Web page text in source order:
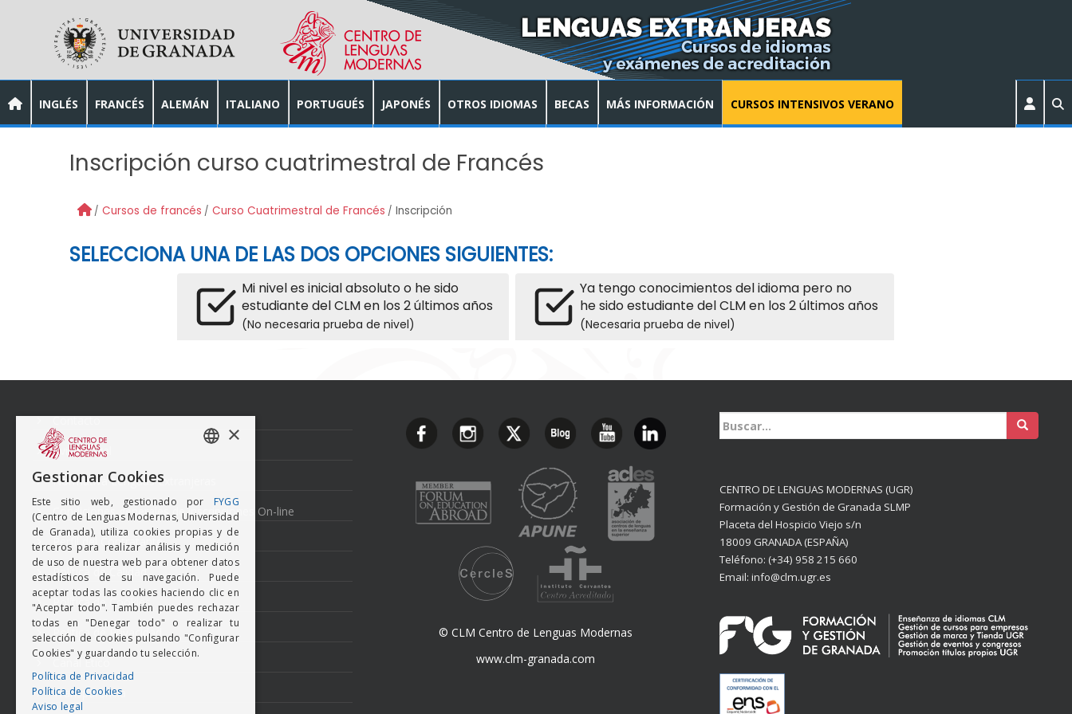
INGLÉS FRANCÉS ALEMÁN ITALIANO PORTUGUÉS JAPONÉS OTROS IDIOMAS BECAS MÁS INFORMACIÓN CURSOS INTENSIVOS VERANO
Inscripción curso cuatrimestral de Francés
Cursos de francés Curso Cuatrimestral de Francés Inscripción
SELECCIONA UNA DE LAS DOS OPCIONES SIGUIENTES:
Mi nivel es inicial absoluto o he sido
estudiante del CLM en los 2 últimos años
(No necesaria prueba de nivel)
Ya tengo conocimientos del idioma pero no
he sido estudiante del CLM en los 2 últimos años
(Necesaria prueba de nivel)
de
Contacto
Aviso Legal
Normativa Lenguas Extranjeras
Condiciones generales de inscripciones On-line
Perfil del Contratante
Política de Calidad
Política de Cookies
Politica de Privacidad
Canal Ético
Transparencia
© CLM Centro de Lenguas Modernas
www.clm-granada.com
Buscar:
CENTRO DE LENGUAS MODERNAS (UGR)
Formación y Gestión de Granada SLMP
Placeta del Hospicio Viejo s/n
18009 GRANADA (ESPAÑA)
Teléfono: (+34) 958 215 660
Email: info@clm.ugr.es
×
Gestionar Cookies
Este sitio web, gestionado por FYGG
(Centro de Lenguas Modernas, Universidad
de Granada), utiliza cookies propias y de
terceros para realizar análisis y medición
de uso de nuestra web para obtener datos
estadísticos de su navegación. Puede
aceptar todas las cookies haciendo clic en
"Aceptar todo". También puedes rechazar
todas en "Denegar todo" o realizar tu
selección de cookies pulsando "Configurar
Cookies" y guardando tu selección.
Política de Privacidad
Política de Cookies
Aviso legal